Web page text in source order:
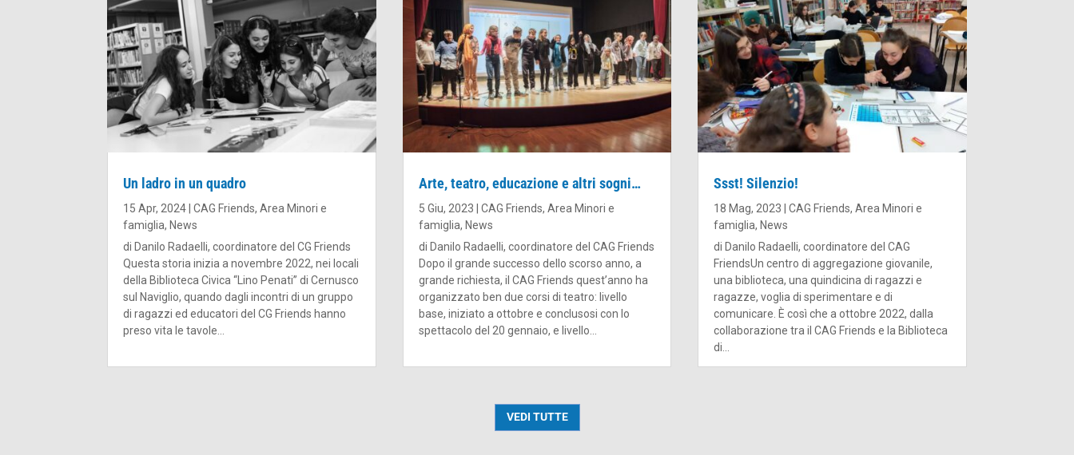
Un ladro in un quadro
15 Apr, 2024 |CAG Friends,Area Minori e
famiglia, News
di Danilo Radaelli, coordinatore del CG Friends
Questa storia inizia a novembre 2022, nei locali
della Biblioteca Civica “Lino Penati” di Cernusco
sul Naviglio, quando dagli incontri di un gruppo
di ragazzi ed educatori del CG Friends hanno
preso vita le tavole...
Arte, teatro, educazione e altri sogni…
5 Giu, 2023 CAG Friends, Area Minori e
famiglia, News
di Danilo Radaelli, coordinatore del CAG Friends
Dopo il grande successo dello scorso anno, a
grande richiesta, il CAG Friends quest’anno ha
organizzato ben due corsi di teatro: livello
base, iniziato a ottobre e conclusosi con lo
spettacolo del 20 gennaio, e livello...
Ssst! Silenzio!
18 Mag, 2023 CAG Friends, Area Minori e
famiglia, News
di Danilo Radaelli, coordinatore del CAG
FriendsUn centro di aggregazione giovanile,
una biblioteca, una quindicina di ragazzi e
ragazze, voglia di sperimentare e di
comunicare. È così che a ottobre 2022, dalla
collaborazione tra il CAG Friends e la Biblioteca
di...
VEDI TUTTE